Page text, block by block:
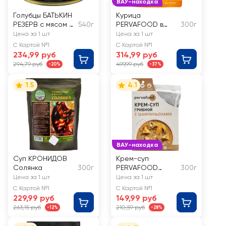
Голубцы БАТЬКИН
РЕЗЕРВ с мясом и
рисом
540г
Цена за 1 шт
С Картой №1
234,99 руб
294,79 руб -20%
ВАУ-находка
Курица
PERVAFOOD в
кисло-сладком
соусе
300г
Цена за 1 шт
С Картой №1
314,99 руб
499,99 руб -37%
1.5
Суп КРОНИДОВ
Солянка
300г
Цена за 1 шт
С Картой №1
229,99 руб
263,15 руб -12%
ВАУ-находка
4.1
Крем-суп
PERVAFOOD
Грибной, с
шампиньонами
300г
Цена за 1 шт
С Картой №1
149,99 руб
210,59 руб -28%